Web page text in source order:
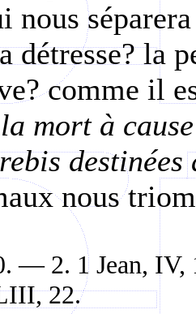
nous
la
comme il
mort à
nous
— 2. 1 Jean,
22.